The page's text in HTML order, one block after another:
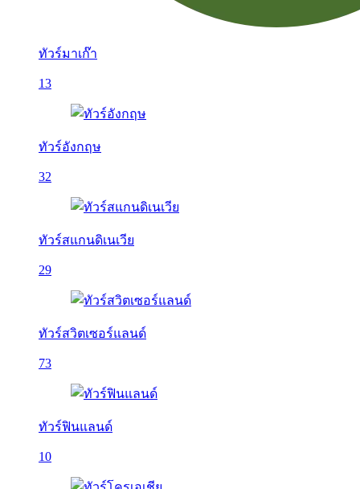
ทัวร์มาเก๊า
13
ทัวร์อังกฤษ
32
ทัวร์สแกนดิเนเวีย
29
ทัวร์สวิตเซอร์แลนด์
73
ทัวร์ฟินแลนด์
10